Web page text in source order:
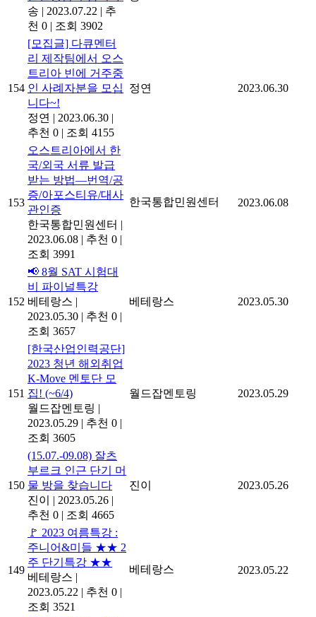
송 | 2023.07.22 | 추
천 0 | 조회 3902
154
[모집글] 다큐멘터
리 제작팀에서 오스
트리아 빈에 거주중
인 사례자분을 모십
니다~!
정연 | 2023.06.30 |
추천 0 | 조회 4155
정연 2023.06.30
153
오스트리아에서 한
국/외국 서류 발급
받는 방법―번역/공
증/아포스티유/대사
관인증
한국통합민원센터 |
2023.06.08 | 추천 0 |
조회 3991
한국통합민원센터 2023.06.08
152
📢 8월 SAT 시험대
비 파이널특강
베테랑스 |
2023.05.30 | 추천 0 |
조회 3657
베테랑스 2023.05.30
151
[한국산업인력공단]
2023 청년 해외취업
K-Move 멘토단 모
집! (~6/4)
월드잡멘토링 |
2023.05.29 | 추천 0 |
조회 3605
월드잡멘토링 2023.05.29
150
(15.07.-09.08) 잘츠
부르크 인근 단기 머
물 방을 찾습니다
진이
| 2023.05.26 |
추천 0 | 조회 4665
진이 2023.05.26
149
🚩 2023 여름특강 :
주니어&미들 ★★ 2
주 단기특강 ★★
베테랑스 |
2023.05.22 | 추천 0 |
조회 3521
베테랑스 2023.05.22